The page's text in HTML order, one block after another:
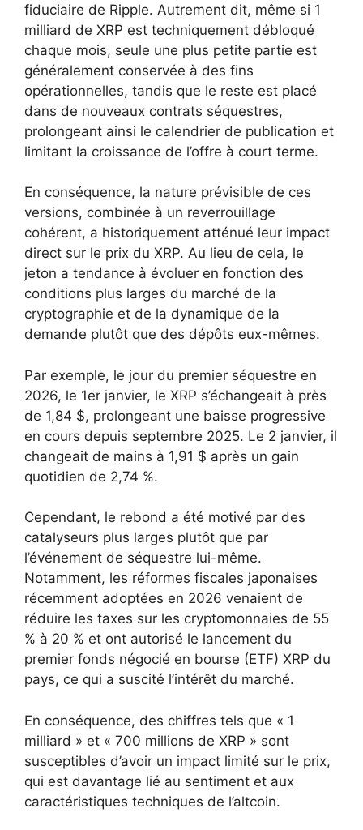
fiduciaire de Ripple. Autrement dit, même si 1
milliard de XRP est techniquement débloqué
chaque mois, seule une plus petite partie est
généralement conservée à des fins
opérationnelles, tandis que le reste est placé
dans de nouveaux contrats séquestres,
prolongeant ainsi le calendrier de publication et
limitant la croissance de l’offre à court terme.
En conséquence, la nature prévisible de ces
versions, combinée à un reverrouillage
cohérent, a historiquement atténué leur impact
direct sur le prix du XRP. Au lieu de cela, le
jeton a tendance à évoluer en fonction des
conditions plus larges du marché de la
cryptographie et de la dynamique de la
demande plutôt que des dépôts eux-mêmes.
Par exemple, le jour du premier séquestre en
2026, le 1er janvier, le XRP s’échangeait à près
de 1,84 $, prolongeant une baisse progressive
en cours depuis septembre 2025. Le 2 janvier, il
changeait de mains à 1,91 $ après un gain
quotidien de 2,74 %.
Cependant, le rebond a été motivé par des
catalyseurs plus larges plutôt que par
l’événement de séquestre lui-même.
Notamment, les réformes fiscales japonaises
récemment adoptées en 2026 venaient de
réduire les taxes sur les cryptomonnaies de 55
% à 20 % et ont autorisé le lancement du
premier fonds négocié en bourse (ETF) XRP du
pays, ce qui a suscité l’intérêt du marché.
En conséquence, des chiffres tels que « 1
milliard » et « 700 millions de XRP » sont
susceptibles d’avoir un impact limité sur le prix,
qui est davantage lié au sentiment et aux
caractéristiques techniques de l’altcoin.